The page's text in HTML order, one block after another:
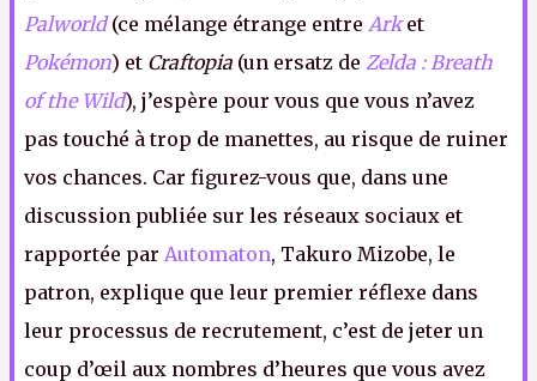
Palworld(ce mélange étrange entre Arket
Pokémon) et Craftopia (un ersatz de Zelda : Breath
of the Wild), j’espère pour vous que vous n’avez
pas touché à trop de manettes, au risque de ruiner
vos chances. Car figurez-vous que, dans une
discussion publiée sur les réseaux sociaux et
rapportée par Automaton, Takuro Mizobe, le
patron, explique que leur premier réflexe dans
leur processus de recrutement, c’est de jeter un
coup d’œil aux nombres d’heures que vous avez